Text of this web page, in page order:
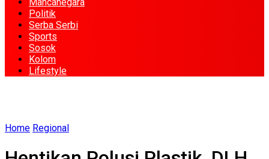
Politik
Serba Serbi
Sports
Sosok
Kolom
Lifestyle
Home Regional